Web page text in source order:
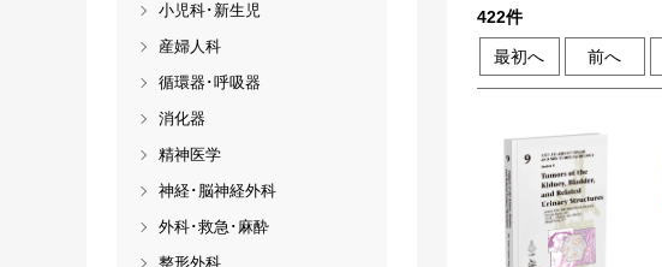
422件
最初へ 前へ
小児科･新生児
産婦人科
循環器･呼吸器
消化器
精神医学
神経･脳神経外科
外科･救急･麻酔
整形外科